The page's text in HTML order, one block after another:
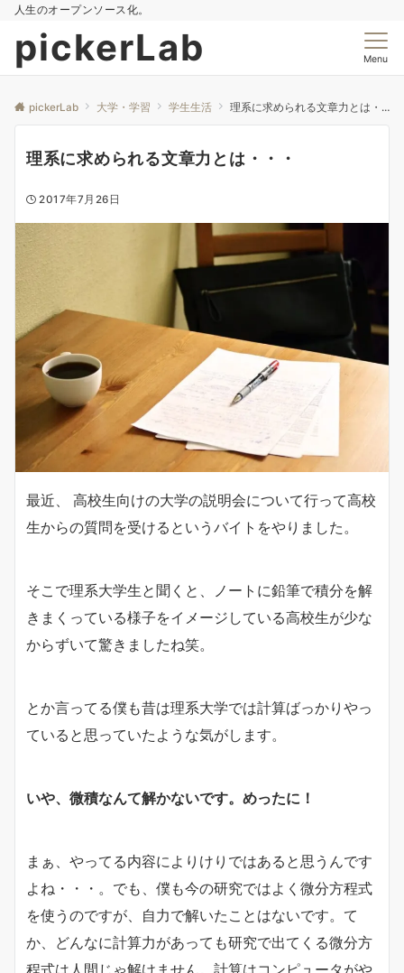
人生のオープンソース化。
pickerLab Menu
pickerLab 大学・学習 学生生活 理系に求められる文章力とは・・・
理系に求められる文章力とは・・・
2017年7月26日
最近、 高校生向けの大学の説明会について行って高校
生からの質問を受けるというバイトをやりました。
そこで理系大学生と聞くと、ノートに鉛筆で積分を解
きまくっている様子をイメージしている高校生が少な
からずいて驚きましたね笑。
とか言ってる僕も昔は理系大学では計算ばっかりやっ
ていると思っていたような気がします。
いや、微積なんて解かないです。めったに！
まぁ、やってる内容によりけりではあると思うんです
よね・・・。でも、僕も今の研究ではよく微分方程式
を使うのですが、自力で解いたことはないです。て
か、どんなに計算力があっても研究で出てくる微分方
程式は人間じゃ解けません。計算はコンピュータがや